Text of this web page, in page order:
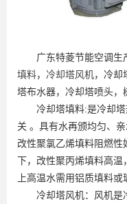
广东特菱节能空调生
填料， 冷却塔风机，冷却
塔布水器，冷却塔喷头，
冷却塔填料:是冷却塔
关 。具有水再颁均匀、
改性聚氯乙烯填料阻燃
下，改性聚丙烯填料高
上高温水需用铝质填料或
冷却塔风机：风机是